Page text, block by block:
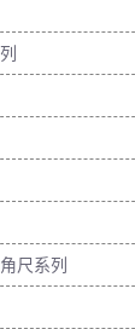
尺系列